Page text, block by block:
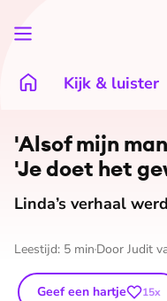
Kijk & luister
'Alsof mijn
'Je doet het
Linda’s verhaal
Leestijd: 5 min Door Judit
Geef een hartje 15x